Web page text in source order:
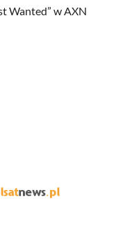
Wanted” w AXN